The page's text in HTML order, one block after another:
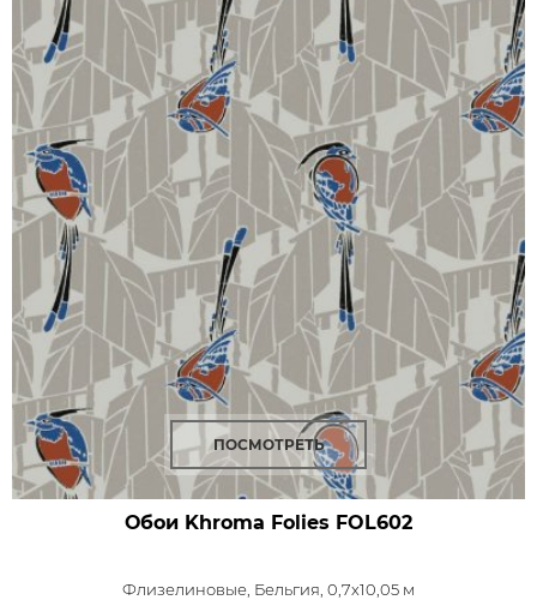
ПОСМОТРЕТЬ
Обои Khroma Folies FOL602
Флизелиновые, Бельгия, 0,7x10,05 м